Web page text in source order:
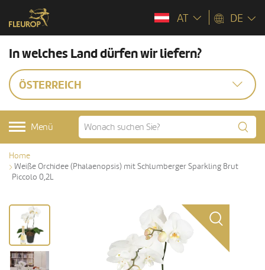
AT DE
In welches Land dürfen wir liefern?
ÖSTERREICH
Menü
Home
Weiße Orchidee (Phalaenopsis) mit Schlumberger Sparkling Brut
Piccolo 0,2L